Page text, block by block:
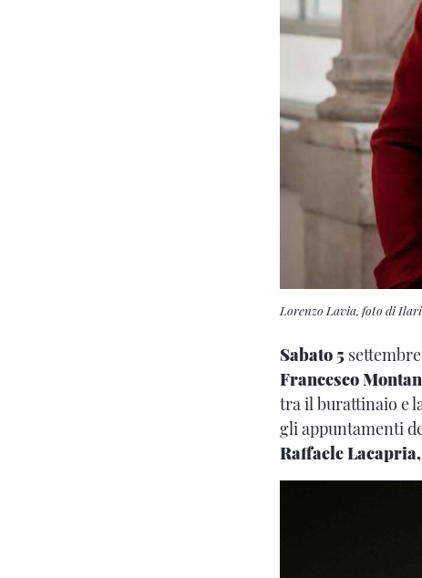
Lorenzo Lavia, foto di
Sabato 5
Francesco
tra il burattinaio e
gli appuntamenti
Raffaele Lacapria,